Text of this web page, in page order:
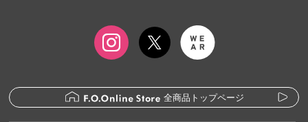
全商品トップページ